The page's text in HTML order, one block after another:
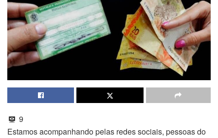
9
Estamos acompanhando pelas redes sociais, pessoas do